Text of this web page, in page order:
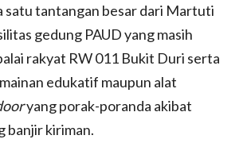
satu tantangan besar dari Martuti
gedung PAUD yang masih
rakyat RW 011 Bukit Duri serta
edukatif maupun alat
yang porak-poranda akibat
banjir kiriman.